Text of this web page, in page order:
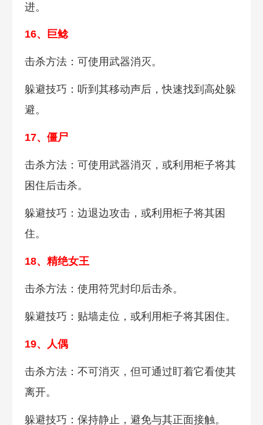
进。
16、巨鲶
击杀方法：可使用武器消灭。
躲避技巧：听到其移动声后，快速找到高处躲
避。
17、僵尸
击杀方法：可使用武器消灭，或利用柜子将其
困住后击杀。
躲避技巧：边退边攻击，或利用柜子将其困
住。
18、精绝女王
击杀方法：使用符咒封印后击杀。
躲避技巧：贴墙走位，或利用柜子将其困住。
19、人偶
击杀方法：不可消灭，但可通过盯着它看使其
离开。
躲避技巧：保持静止，避免与其正面接触。